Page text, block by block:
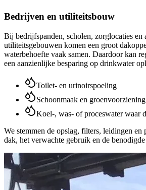
Bedrijven en utiliteitsbouw
Bij bedrijfspanden, scholen, zorglocaties en
utiliteitsgebouwen komen een groot
waterbehoefte vaak samen. Daardoor kan
een aanzienlijke besparing op drinkwater
Toilet- en urinoirspoeling
Schoonmaak en groenvoorziening
Koel-, was- of proceswater waar
We stemmen de opslag, filters, leidingen en
dak, het verwachte gebruik en de